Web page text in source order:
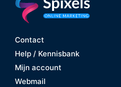
Contact
Help / Kennisbank
Mijn account
Webmail